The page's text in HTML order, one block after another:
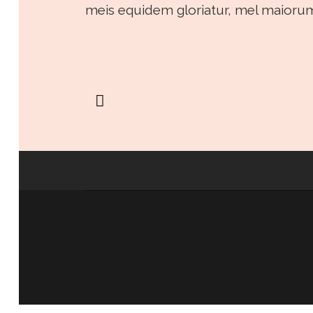
meis equidem gloriatur, mel